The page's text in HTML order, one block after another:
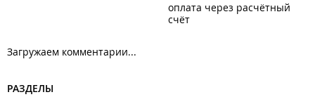
оплата через расчётный
счёт
Загружаем комментарии...
РАЗДЕЛЫ